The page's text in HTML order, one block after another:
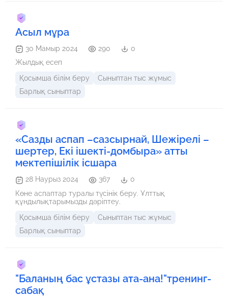
Асыл мұра
30 Мамыр 2024 290
0
Жылдық есеп
Қосымша білім беру
Сыныптан тыс жұмыс
Барлық сыныптар
«Сазды аспап –сазсырнай, Шежірелі –
шертер, Екі ішекті-домбыра» атты
мектепішілік ісшара
28 Наурыз 2024 367
0
Көне аспаптар туралы түсінік беру. Ұлттық
құндылықтарымызды дәріптеу.
Қосымша білім беру
Сыныптан тыс жұмыс
Барлық сыныптар
"Баланың бас ұстазы ата-ана!"тренинг-
сабақ